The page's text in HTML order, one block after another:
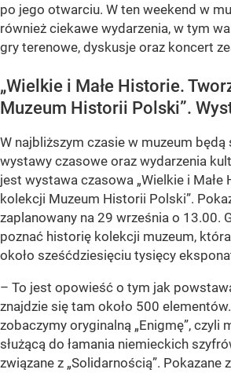
po jego otwarciu. W ten weekend w
również ciekawe wydarzenia, w tym
gry terenowe, dyskusje oraz koncert
„Wielkie i Małe Historie.
Muzeum Historii Polski”.
W najbliższym czasie w muzeum będą
wystawy czasowe oraz wydarzenia
jest wystawa czasowa „Wielkie i Małe
kolekcji Muzeum Historii Polski”.
zaplanowany na 29 września o 13.00.
poznać historię kolekcji muzeum,
około sześćdziesięciu tysięcy
– To jest opowieść o tym jak
znajdzie się tam około 500
zobaczymy oryginalną „Enigmę”, czyli
służącą do łamania niemieckich
związane z „Solidarnością”. Pokazane